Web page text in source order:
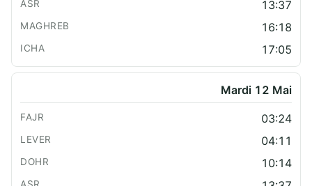
13:37
16:18
17:05
Mardi 12 Mai
03:24
04:11
10:14